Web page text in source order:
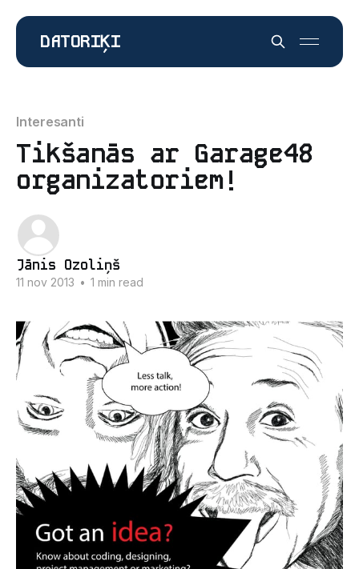
DATORIĶI
Interesanti
Tikšanās ar Garage48
organizatoriem!
Jānis Ozoliņš
11 nov 2013 • 1 min read